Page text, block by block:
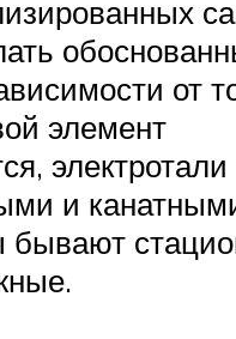
от
элемент
электротали
и
бывают